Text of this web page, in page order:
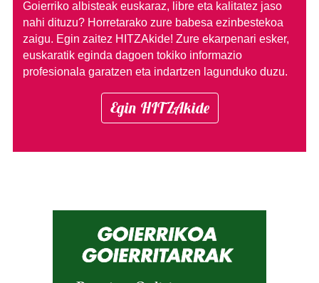
Goierriko albisteak euskaraz, libre eta kalitatez jaso
nahi dituzu? Horretarako zure babesa ezinbestekoa
zaigu. Egin zaitez HITZAkide! Zure ekarpenari esker,
euskaratik eginda dagoen tokiko informazio
profesionala garatzen eta indartzen lagunduko duzu.
Egin HITZAkide